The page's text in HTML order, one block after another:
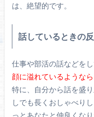
は、絶望的です。
話しているときの
仕事や部活の話などを
顔に溢れているような
特に、自分から話を盛
しでも長くおしゃべり
っとあなたと仲良くな